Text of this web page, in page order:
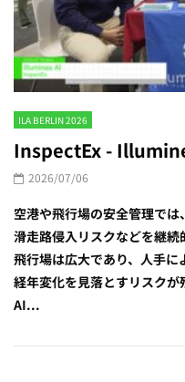
ILA BERLIN 2026
InspectEx -
2026/07/06
空港や飛行場の安全管理では
滑走路侵入リスクなどを継続
飛行場は広大であり、人手
経年変化を見落とすリスク
AI...